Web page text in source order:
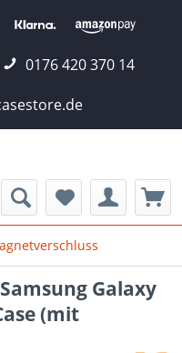
0176 420 370 14
Galaxy
(mit